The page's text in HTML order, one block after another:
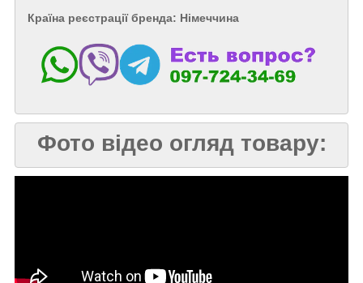
Країна реєстрації бренда: Німеччина
Фото відео огляд товару: